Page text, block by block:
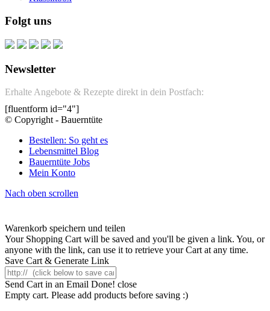
Folgt uns
Newsletter
Erhalte Angebote & Rezepte direkt in dein Postfach:
[fluentform id="4"]
© Copyright - Bauerntüte
Bestellen: So geht es
Lebensmittel Blog
Bauerntüte Jobs
Mein Konto
Nach oben scrollen
Warenkorb speichern und teilen
Your Shopping Cart will be saved and you'll be given a link. You, or
anyone with the link, can use it to retrieve your Cart at any time.
Save Cart & Generate Link
Send Cart in an Email Done! close
Empty cart. Please add products before saving :)